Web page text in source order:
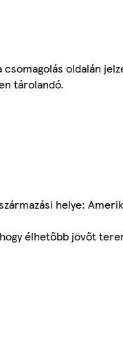
csomagolás oldalán
tárolandó.
helye:
élhetőbb jövőt